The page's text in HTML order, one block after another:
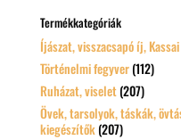
Termékkategóriák
Íjászat, visszacsapó íj,
Történelmi fegyver (112)
Ruházat, viselet (207)
Övek, tarsolyok, táskák,
kiegészítők (207)